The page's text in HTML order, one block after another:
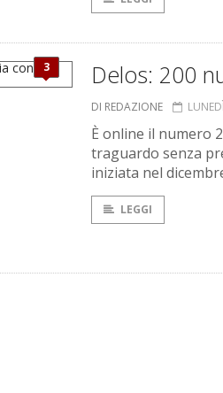
3 Delos: 200
DI REDAZIONE
È online il numero
traguardo senza
iniziata nel
LEGGI